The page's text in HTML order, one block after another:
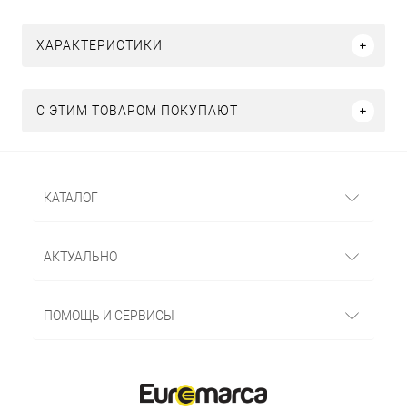
ХАРАКТЕРИСТИКИ
С ЭТИМ ТОВАРОМ ПОКУПАЮТ
КАТАЛОГ
АКТУАЛЬНО
ПОМОЩЬ И СЕРВИСЫ